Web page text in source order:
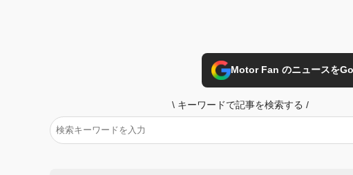
Motor Fan のニュースを
\ キーワードで記事を検索する /